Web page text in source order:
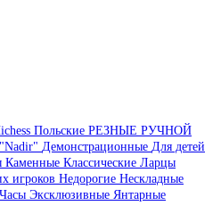
Польские РЕЗНЫЕ РУЧНОЙ
Демонстрационные Для детей
Каменные Классические Ларцы
игроков Недорогие Нескладные
Часы Эксклюзивные Янтарные